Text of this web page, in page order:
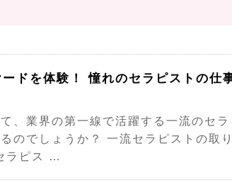
ドを体験！ 憧れのセラピストの仕
、業界の第一線で活躍する一流のセ
のでしょうか？ 一流セラピストの取
ラピス …